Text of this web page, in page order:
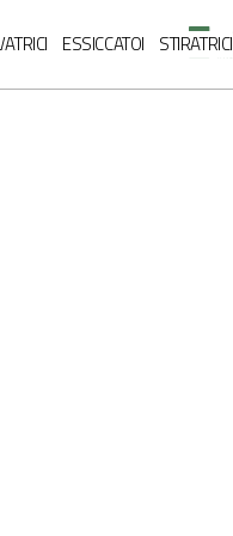
ESSICCATOI STIRATRICI